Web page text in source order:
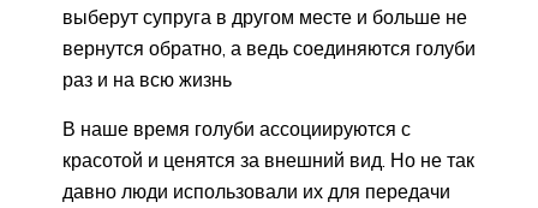
выберут супруга в другом месте и больше не
вернутся обратно, а ведь соединяются голуби
раз и на всю жизнь
В наше время голуби ассоциируются с
красотой и ценятся за внешний вид. Но не так
давно люди использовали их для передачи